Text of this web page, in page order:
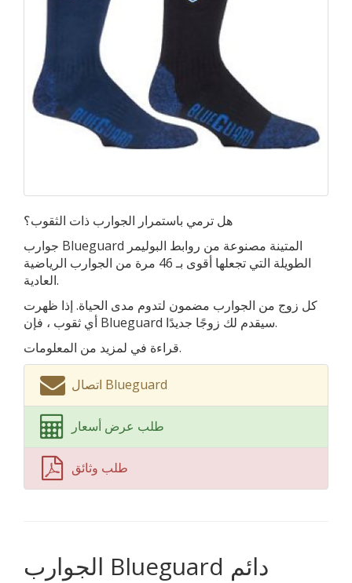
هل ترمي باستمرار الجوارب ذات الثقوب؟
جوارب Blueguard المتينة مصنوعة من روابط البوليمر
الطويلة التي تجعلها أقوى بـ 46 مرة من الجوارب الرياضية
العادية.
كل زوج من الجوارب مضمون لتدوم مدى الحياة. إذا ظهرت
أي ثقوب ، فإن Blueguard سيقدم لك زوجًا جديدًا.
قراءة في لمزيد من المعلومات.
اتصال Blueguard
طلب عرض أسعار
طلب وثائق
الجوارب Blueguard دائم